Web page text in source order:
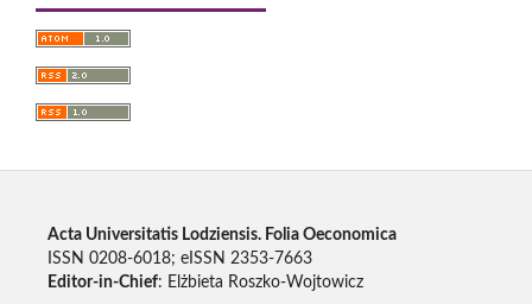
Acta Universitatis Lodziensis. Folia Oeconomica
ISSN 0208-6018; eISSN 2353-7663
Editor-in-Chief: Elżbieta Roszko-Wojtowicz